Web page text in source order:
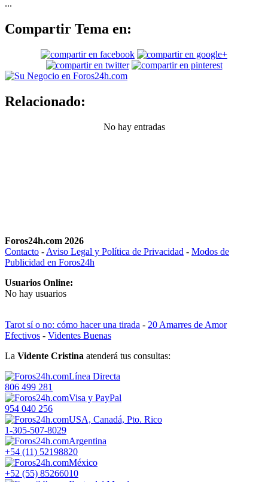
...
Compartir Tema en:
Relacionado:
No hay entradas
Foros24h.com 2026
Contacto - Aviso Legal y Política de Privacidad - Modos de
Publicidad en Foros24h
Usuarios Online:
No hay usuarios
Tarot sí o no: cómo hacer una tirada - 20 Amarres de Amor
Efectivos - Videntes Buenas
La Vidente Cristina atenderá tus consultas:
Línea Directa
806 499 281
Visa y PayPal
954 040 256
USA, Canadá, Pto. Rico
1-305-507-8029
Argentina
+54 (11) 52198820
México
+52 (55) 85266010